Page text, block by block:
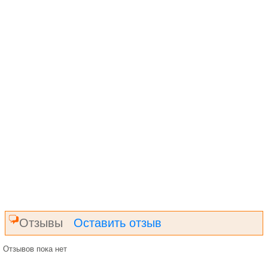
Отзывы Оставить отзыв
Отзывов пока нет